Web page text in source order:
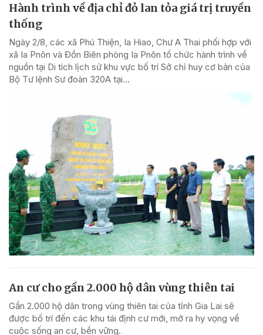
Hành trình về địa chỉ đỏ lan tỏa giá trị truyền
thống
Ngày 2/8, các xã Phú Thiện, Ia Hiao, Chư A Thai phối hợp với
xã Ia Pnôn và Đồn Biên phòng Ia Pnôn tổ chức hành trình về
nguồn tại Di tích lịch sử khu vực bố trí Sở chỉ huy cơ bản của
Bộ Tư lệnh Sư đoàn 320A tại...
An cư cho gần 2.000 hộ dân vùng thiên tai
Gần 2.000 hộ dân trong vùng thiên tai của tỉnh Gia Lai sẽ
được bố trí đến các khu tái định cư mới, mở ra hy vọng về
cuộc sống an cư, bền vững.